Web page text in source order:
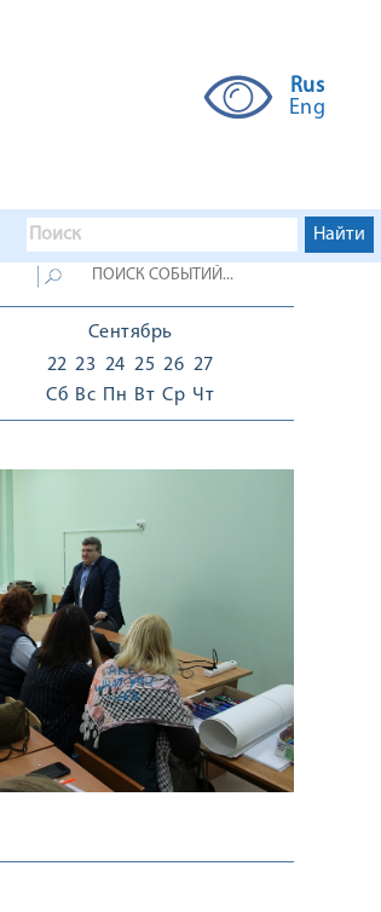
Rus
Eng
Сентябрь
22
Сб
23
Вс
24
Пн
25
Вт
26
Ср
27
Чт